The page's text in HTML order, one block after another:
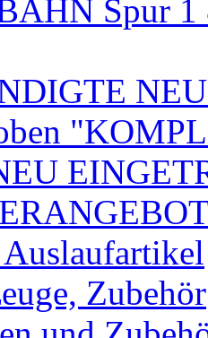
Spur 1
Zubehör